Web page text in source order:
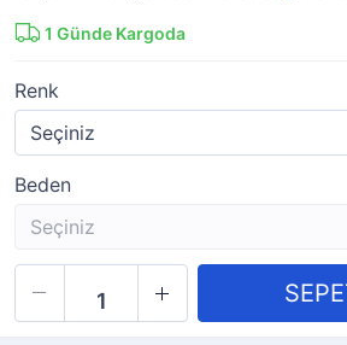
1 Günde Kargoda
Renk
Beden